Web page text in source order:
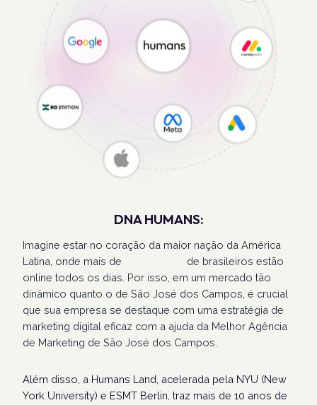
DNA HUMANS:
Imagine estar no coração da maior nação da América
Latina, onde mais de
de brasileiros estão
online todos os dias. Por isso, em um mercado tão
dinâmico quanto o de São José dos Campos, é crucial
que sua empresa se destaque com uma estratégia de
marketing digital eficaz com a ajuda da Melhor Agência
de Marketing de São José dos Campos.
Além disso, a Humans Land, acelerada pela NYU (New
York University) e ESMT Berlin, traz mais de 10 anos de